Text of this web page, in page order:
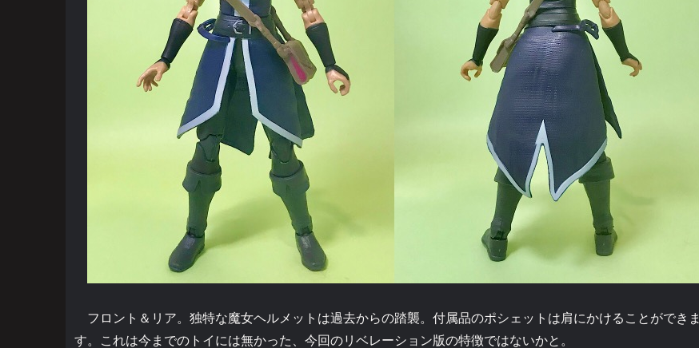
フロント＆リア。独特な魔女ヘルメットは過去からの踏襲。付属品のポシェットは肩にかけることができま
す。これは今までのトイには無かった、今回のリベレーション版の特徴ではないかと。